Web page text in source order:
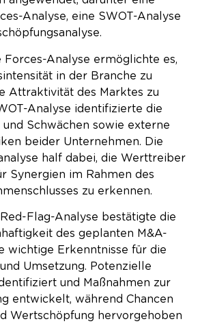
Analyse, eine SWOT-Analyse
Forces-Analyse ermöglichte es,
in der Branche zu
Attraktivität des Marktes zu
Analyse identifizierte die
Schwächen sowie externe
beider Unternehmen. Die
half dabei, die Werttreiber
Synergien im Rahmen des
zu erkennen.
Flag-Analyse bestätigte die
des geplanten M&A-
wichtige Erkenntnisse für die
Umsetzung. Potenzielle
und Maßnahmen zur
entwickelt, während Chancen
Wertschöpfung hervorgehoben